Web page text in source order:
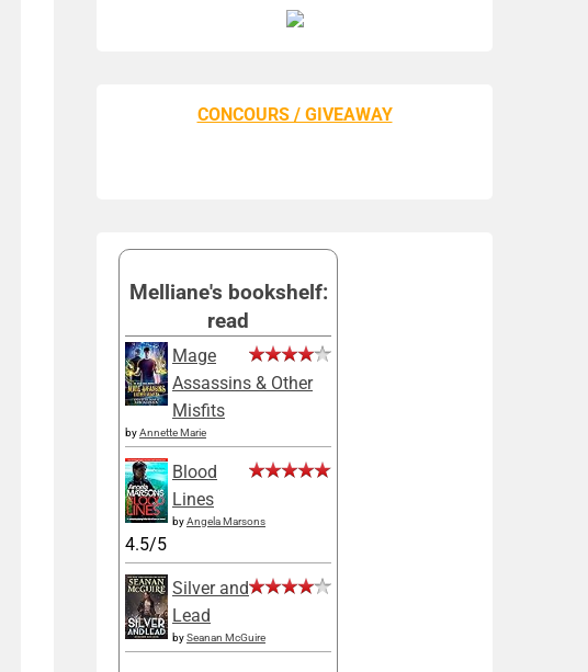
CONCOURS / GIVEAWAY
Melliane's bookshelf:
read
Mage
Assassins & Other
Misfits
byAnnette Marie
Blood
Lines
byAngela Marsons
4.5/5
Silver and
Lead
bySeanan McGuire